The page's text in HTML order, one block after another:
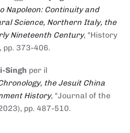
Napoleon: Continuity and
Science, Northern Italy, the
Nineteenth Century, "History
pp. 373-406.
Singh per il
the Jesuit China
History, "Journal of the
pp. 487-510.